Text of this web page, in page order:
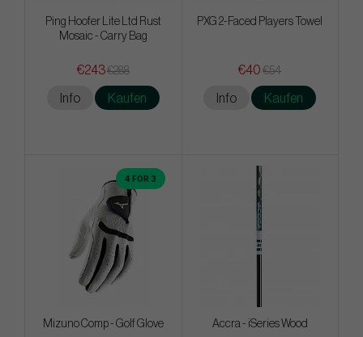
Ping Hoofer Lite Ltd Rust
Mosaic - Carry Bag
€243€288
Info Kaufen
PXG 2-Faced Players Towel
€40 €54
Info Kaufen
4 FOR 3
Mizuno Comp - Golf Glove Accra - iSeries Wood